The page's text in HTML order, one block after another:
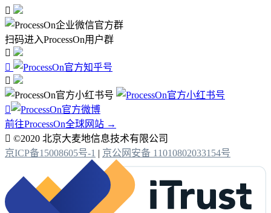

扫码进入ProcessOn用户群




前往ProcessOn全球网站 →
 ©2020 北京大麦地信息技术有限公司
京ICP备15008605号-1 | 京公网安备 11010802033154号